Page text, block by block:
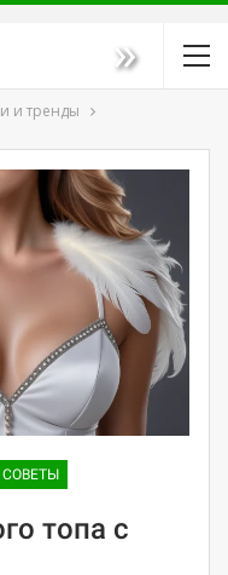
»
и тренды
СОВЕТЫ
топа с